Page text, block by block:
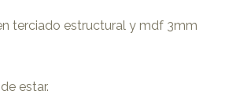
terciado estructural y mdf 3mm
estar.